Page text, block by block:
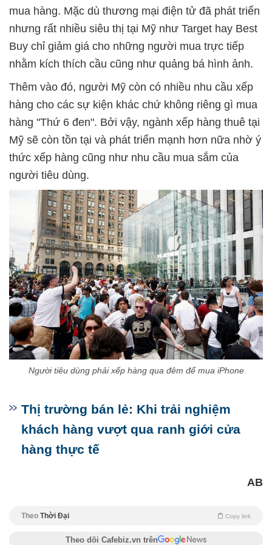
mua hàng. Mặc dù thương mại điện tử đã phát triển
nhưng rất nhiều siêu thị tại Mỹ như Target hay Best
Buy chỉ giảm giá cho những người mua trực tiếp
nhằm kích thích cầu cũng như quảng bá hình ảnh.
Thêm vào đó, người Mỹ còn có nhiều nhu cầu xếp
hàng cho các sự kiện khác chứ không riêng gì mua
hàng "Thứ 6 đen". Bởi vậy, ngành xếp hàng thuê tại
Mỹ sẽ còn tồn tại và phát triển mạnh hơn nữa nhờ ý
thức xếp hàng cũng như nhu cầu mua sắm của
người tiêu dùng.
Người tiêu dùng phải xếp hàng qua đêm để mua iPhone
Thị trường bán lẻ: Khi trải nghiệm
khách hàng vượt qua ranh giới cửa
hàng thực tế
AB
Theo Thời Đại Copy link
Theo dõi Cafebiz.vn trên